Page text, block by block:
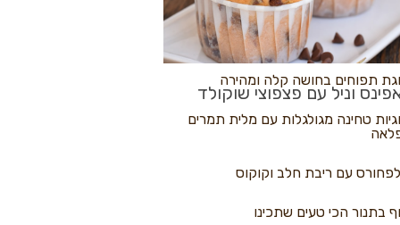
בננות
וניל עם פצפוצי שוקולד
נקראים
תפוחים בחושה קלה ומהירה
טחינה מגולגלות עם מלית תמרים
עם ריבת חלב וקוקוס
בתנור הכי טעים שתכינו